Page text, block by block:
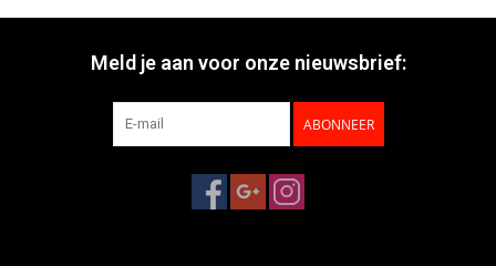
Meld je aan voor onze nieuwsbrief:
ABONNEER